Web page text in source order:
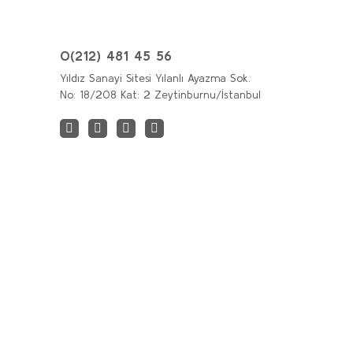
0(212) 481 45 56
Yıldız Sanayi Sitesi Yılanlı Ayazma Sok.
No: 18/208 Kat: 2 Zeytinburnu/İstanbul